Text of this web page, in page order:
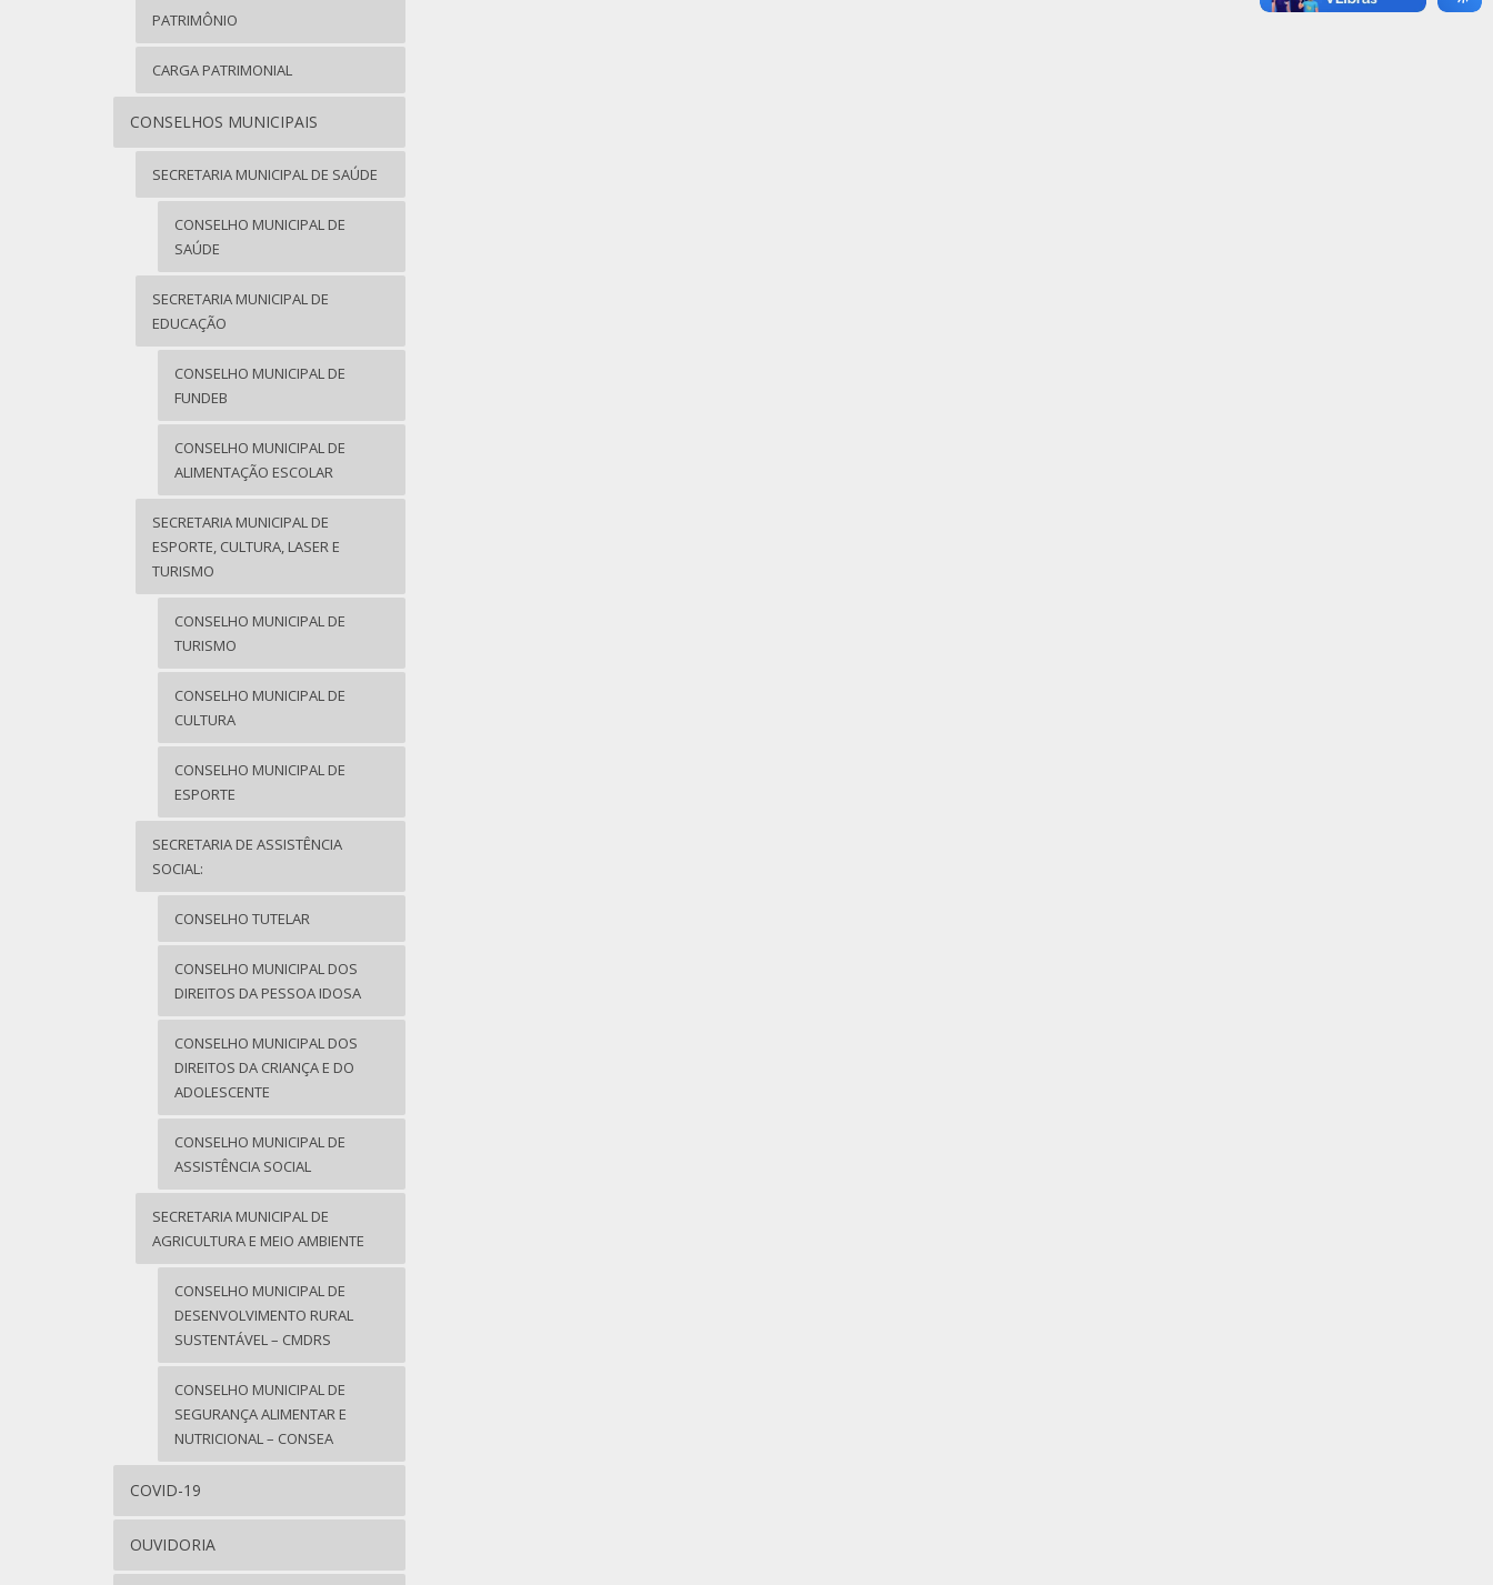
PATRIMÔNIO
CARGA PATRIMONIAL
CONSELHOS MUNICIPAIS
SECRETARIA MUNICIPAL DE SAÚDE
CONSELHO MUNICIPAL DE
SAÚDE
SECRETARIA MUNICIPAL DE
EDUCAÇÃO
CONSELHO MUNICIPAL DE
FUNDEB
CONSELHO MUNICIPAL DE
ALIMENTAÇÃO ESCOLAR
SECRETARIA MUNICIPAL DE
ESPORTE, CULTURA, LASER E
TURISMO
CONSELHO MUNICIPAL DE
TURISMO
CONSELHO MUNICIPAL DE
CULTURA
CONSELHO MUNICIPAL DE
ESPORTE
SECRETARIA DE ASSISTÊNCIA
SOCIAL:
CONSELHO TUTELAR
CONSELHO MUNICIPAL DOS
DIREITOS DA PESSOA IDOSA
CONSELHO MUNICIPAL DOS
DIREITOS DA CRIANÇA E DO
ADOLESCENTE
CONSELHO MUNICIPAL DE
ASSISTÊNCIA SOCIAL
SECRETARIA MUNICIPAL DE
AGRICULTURA E MEIO AMBIENTE
CONSELHO MUNICIPAL DE
DESENVOLVIMENTO RURAL
SUSTENTÁVEL – CMDRS
CONSELHO MUNICIPAL DE
SEGURANÇA ALIMENTAR E
NUTRICIONAL – CONSEA
COVID-19
OUVIDORIA